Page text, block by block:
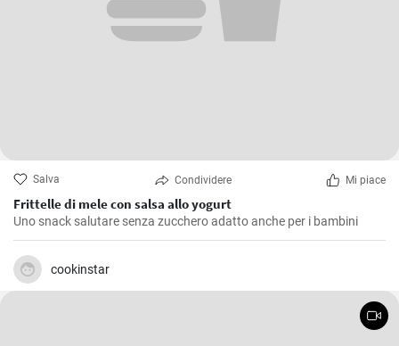
Salva Condividere Mi piace
Frittelle di mele con salsa allo yogurt
Uno snack salutare senza zucchero adatto anche per i bambini
cookinstar